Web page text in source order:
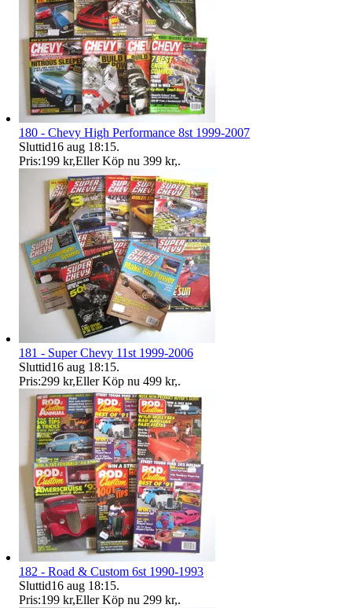
180 - Chevy High Performance 8st 1999-2007
Sluttid16 aug 18:15.
Pris:199 kr,Eller Köp nu 399 kr,.
181 - Super Chevy 11st 1999-2006
Sluttid16 aug 18:15.
Pris:299 kr,Eller Köp nu 499 kr,.
182 - Road & Custom 6st 1990-1993
Sluttid16 aug 18:15.
Pris:199 kr,Eller Köp nu 299 kr,.